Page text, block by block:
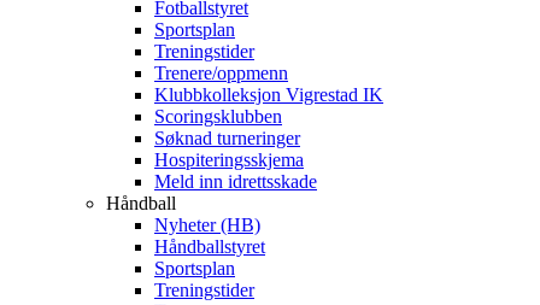
Fotballstyret
Sportsplan
Treningstider
Trenere/oppmenn
Klubbkolleksjon Vigrestad IK
Scoringsklubben
Søknad turneringer
Hospiteringsskjema
Meld inn idrettsskade
Håndball
Nyheter (HB)
Håndballstyret
Sportsplan
Treningstider